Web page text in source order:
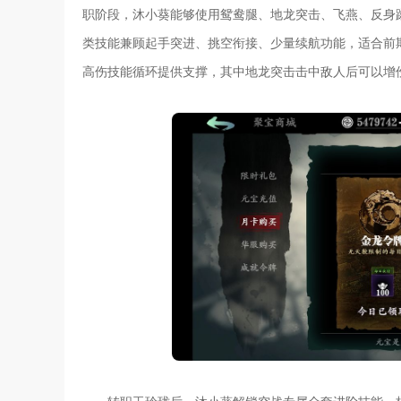
职阶段，沐小葵能够使用鸳鸯腿、地龙突击、飞燕、反
类技能兼顾起手突进、挑空衔接、少量续航功能，适合
高伤技能循环提供支撑，其中地龙突击击中敌人后可以